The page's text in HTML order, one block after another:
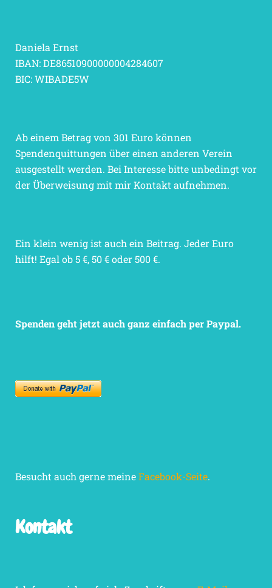
Daniela Ernst
IBAN: DE86510900000004284607
BIC: WIBADE5W
Ab einem Betrag von 301 Euro können
Spendenquittungen über einen anderen Verein
ausgestellt werden. Bei Interesse bitte unbedingt vor
der Überweisung mit mir Kontakt aufnehmen.
Ein klein wenig ist auch ein Beitrag. Jeder Euro
hilft! Egal ob 5 €, 50 € oder 500 €.
Spenden geht jetzt auch ganz einfach per Paypal.
Besucht auch gerne meineFacebook-Seite.
Kontakt